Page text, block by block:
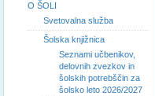
O ŠOLI
Svetovalna služba
Šolska knjižnica
Seznami učbenikov,
delovnih zvezkov in
šolskih potrebščin za
šolsko leto 2026/2027